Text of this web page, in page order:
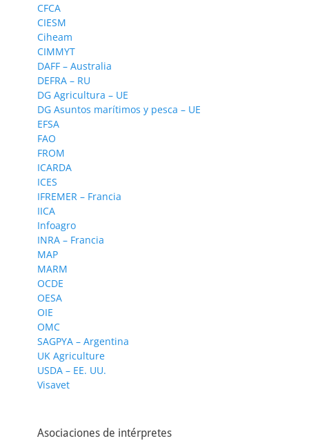
CFCA
CIESM
Ciheam
CIMMYT
DAFF – Australia
DEFRA – RU
DG Agricultura – UE
DG Asuntos marítimos y pesca – UE
EFSA
FAO
FROM
ICARDA
ICES
IFREMER – Francia
IICA
Infoagro
INRA – Francia
MAP
MARM
OCDE
OESA
OIE
OMC
SAGPYA – Argentina
UK Agriculture
USDA – EE. UU.
Visavet
Asociaciones de intérpretes